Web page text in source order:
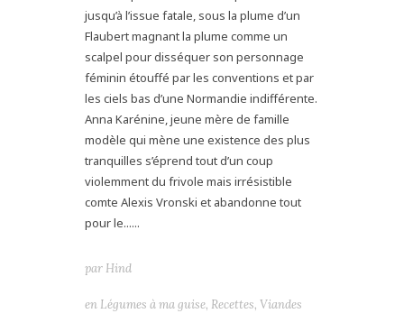
jusqu’à l’issue fatale, sous la plume d’un
Flaubert magnant la plume comme un
scalpel pour disséquer son personnage
féminin étouffé par les conventions et par
les ciels bas d’une Normandie indifférente.
Anna Karénine, jeune mère de famille
modèle qui mène une existence des plus
tranquilles s’éprend tout d’un coup
violemment du frivole mais irrésistible
comte Alexis Vronski et abandonne tout
pour le......
par Hind
en Légumes à ma guise, Recettes, Viandes